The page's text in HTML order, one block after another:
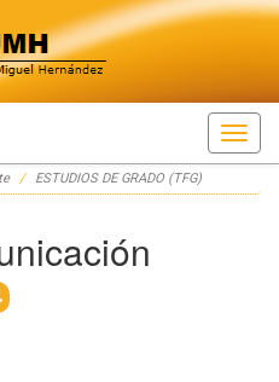
ESTUDIOS DE GRADO (TFG)